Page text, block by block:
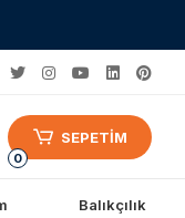
0
SEPETİM
Balıkçılık